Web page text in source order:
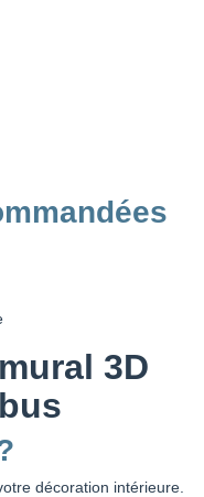
3D
décoration intérieure.